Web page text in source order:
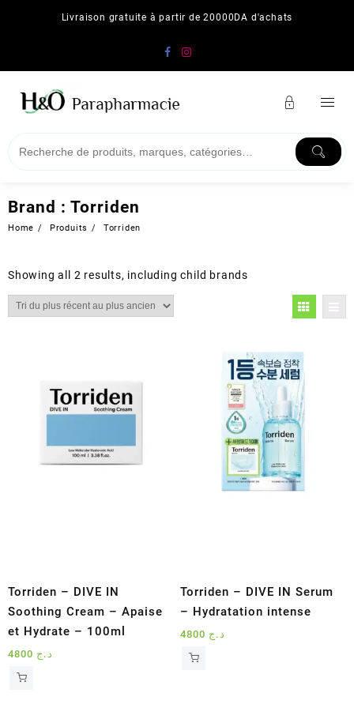
Livraison gratuite à partir de 20000DA d'achats
Brand : Torriden
Home Produits Torriden
Showing all 2 results, including child brands
Torriden – DIVE IN
Soothing Cream – Apaise
et Hydrate – 100ml
د.ج
Torriden – DIVE IN Serum
– Hydratation intense
د.ج